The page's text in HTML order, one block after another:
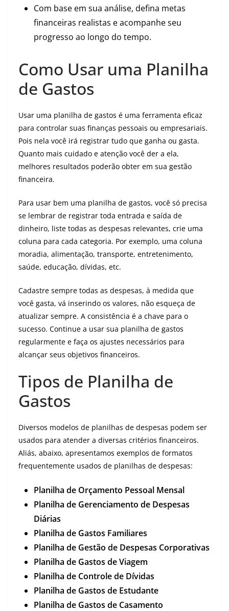
Com base em sua análise, defina metas
financeiras realistas e acompanhe seu
progresso ao longo do tempo.
Como Usar uma Planilha
de Gastos
Usar uma planilha de gastos é uma ferramenta eficaz
para controlar suas finanças pessoais ou empresariais.
Pois nela você irá registrar tudo que ganha ou gasta.
Quanto mais cuidado e atenção você der a ela,
melhores resultados poderão obter em sua gestão
financeira.
Para usar bem uma planilha de gastos, você só precisa
se lembrar de registrar toda entrada e saída de
dinheiro, liste todas as despesas relevantes, crie uma
coluna para cada categoria. Por exemplo, uma coluna
moradia, alimentação, transporte, entretenimento,
saúde, educação, dívidas, etc.
Cadastre sempre todas as despesas, à medida que
você gasta, vá inserindo os valores, não esqueça de
atualizar sempre. A consistência é a chave para o
sucesso. Continue a usar sua planilha de gastos
regularmente e faça os ajustes necessários para
alcançar seus objetivos financeiros.
Tipos de Planilha de
Gastos
Diversos modelos de planilhas de despesas podem ser
usados ​​para atender a diversas critérios financeiros.
Aliás, abaixo, apresentamos exemplos de formatos
frequentemente usados ​​de planilhas de despesas:
Planilha de Orçamento Pessoal Mensal
Planilha de Gerenciamento de Despesas
Diárias
Planilha de Gastos Familiares
Planilha de Gestão de Despesas Corporativas
Planilha de Gastos de Viagem
Planilha de Controle de Dívidas
Planilha de Gastos de Estudante
Planilha de Gastos de Casamento